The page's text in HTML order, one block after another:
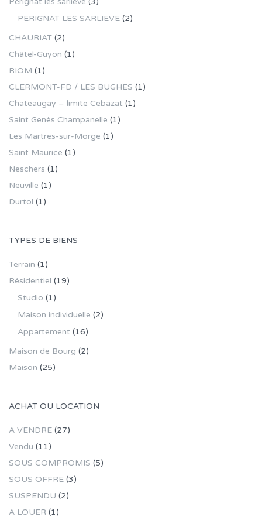
PERIGNAT LES SARLIEVE (2)
CHAURIAT (2)
Châtel-Guyon (1)
RIOM (1)
CLERMONT-FD / LES BUGHES (1)
Chateaugay – limite Cebazat (1)
Saint Genès Champanelle (1)
Les Martres-sur-Morge (1)
Saint Maurice (1)
Neschers (1)
Neuville (1)
Durtol (1)
TYPES DE BIENS
Terrain (1)
Résidentiel (19)
Studio (1)
Maison individuelle (2)
Appartement (16)
Maison de Bourg (2)
Maison (25)
ACHAT OU LOCATION
A VENDRE (27)
Vendu (11)
SOUS COMPROMIS (5)
SOUS OFFRE (3)
SUSPENDU (2)
A LOUER (1)